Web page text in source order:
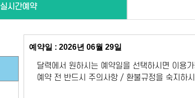
실시간예약
예약일 : 2026년 06월 29일
달력에서 원하시는 예약일을 선택하시면 이용
예약 전 반드시 주의사항 / 환불규정을 숙지하